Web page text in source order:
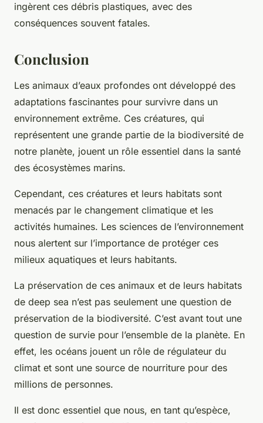
ingèrent ces débris plastiques, avec des
conséquences souvent fatales.
Conclusion
Les animaux d’eaux profondes ont développé des
adaptations fascinantes pour survivre dans un
environnement extrême. Ces créatures, qui
représentent une grande partie de la biodiversité de
notre planète, jouent un rôle essentiel dans la santé
des écosystèmes marins.
Cependant, ces créatures et leurs habitats sont
menacés par le changement climatique et les
activités humaines. Les sciences de l’environnement
nous alertent sur l’importance de protéger ces
milieux aquatiques et leurs habitants.
La préservation de ces animaux et de leurs habitats
de deep sea n’est pas seulement une question de
préservation de la biodiversité. C’est avant tout une
question de survie pour l’ensemble de la planète. En
effet, les océans jouent un rôle de régulateur du
climat et sont une source de nourriture pour des
millions de personnes.
Il est donc essentiel que nous, en tant qu’espèce,